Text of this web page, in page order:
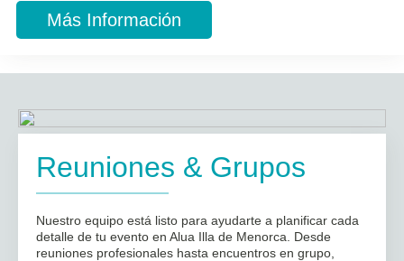
Más Información
Reuniones & Grupos
Nuestro equipo está listo para ayudarte a planificar cada
detalle de tu evento en Alua Illa de Menorca. Desde
reuniones profesionales hasta encuentros en grupo,